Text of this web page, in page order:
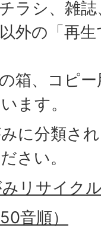
ラシ、雑
外の「再
箱、コピ
ます。
に分類さ
さい。
リサイク
音順）